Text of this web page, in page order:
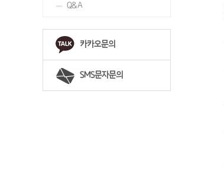
Q&A
카카오문의
SMS문자문의